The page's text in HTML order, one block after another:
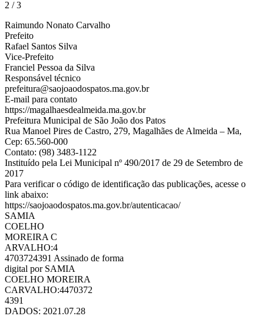
2 / 3
Raimundo Nonato Carvalho
Prefeito
Rafael Santos Silva
Vice-Prefeito
Franciel Pessoa da Silva
Responsável técnico
prefeitura@saojoaodospatos.ma.gov.br
E-mail para contato
https://magalhaesdealmeida.ma.gov.br
Prefeitura Municipal de São João dos Patos
Rua Manoel Pires de Castro, 279, Magalhães de Almeida – Ma,
Cep: 65.560-000
Contato: (98) 3483-1122
Instituído pela Lei Municipal nº 490/2017 de 29 de Setembro de
2017
Para verificar o código de identificação das publicações, acesse o
link abaixo:
https://saojoaodospatos.ma.gov.br/autenticacao/
SAMIA
COELHO
MOREIRA C
ARVALHO:4
4703724391 Assinado de forma
digital por SAMIA
COELHO MOREIRA
CARVALHO:4470372
4391
DADOS: 2021.07.28